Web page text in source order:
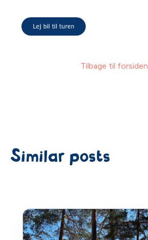
Tilbage til forsiden
Similar posts